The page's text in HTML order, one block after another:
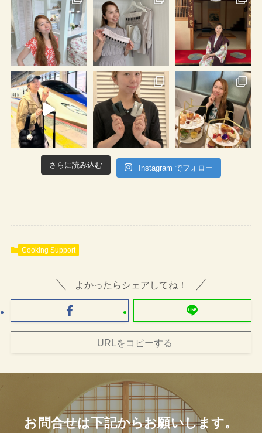
さらに読み込む Instagram でフォロー
Cooking Support
よかったらシェアしてね！
URLをコピーする
お問合せは下記からお願いします。